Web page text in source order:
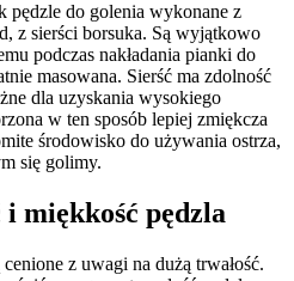
pędzle do golenia wykonane z
z sierści borsuka. Są wyjątkowo
podczas nakładania pianki do
masowana. Sierść ma zdolność
dla uzyskania wysokiego
w ten sposób lepiej zmiękcza
środowisko do używania ostrza,
się golimy.
miękkość pędzla
z uwagi na dużą trwałość.